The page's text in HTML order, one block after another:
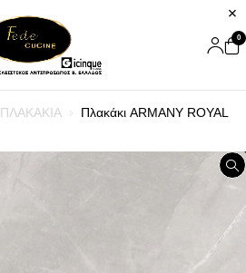
0
ΠΛΑΚΑΚΙΑ
Πλακάκι ARMANY ROYAL